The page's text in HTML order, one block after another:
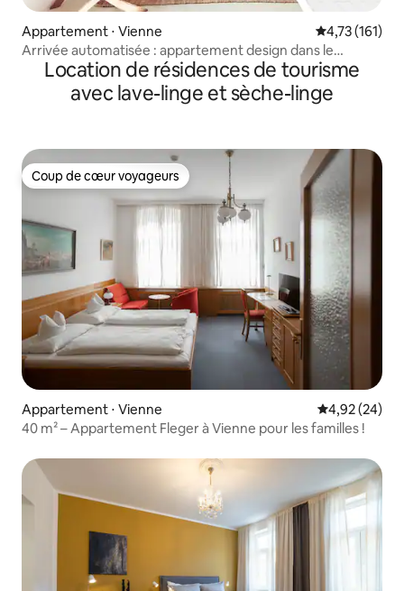
Appartement ⋅ Vienne Évaluation
4,73 (161)
Arrivée automatisée : appartement design dans le
centre-ville
Location de résidences de tourisme
avec lave-linge et sèche-linge
Coup de cœur voyageurs
Coup de cœur voyageurs
Appartement ⋅ Vienne Évaluation
4,92 (24)
40 m² – Appartement Fleger à Vienne pour les familles !